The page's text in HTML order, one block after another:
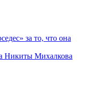
за то, что она
Никиты Михалкова